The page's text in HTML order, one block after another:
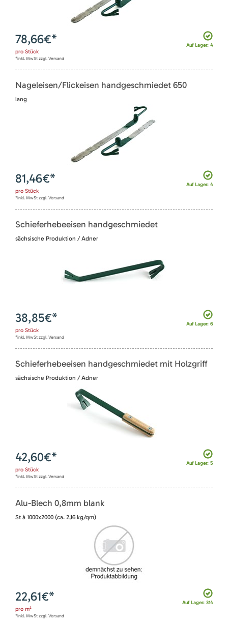
Auf Lager: 4
78,66€*
pro Stück
*inkl. MwSt zzgl. Versand
Nageleisen/Flickeisen handgeschmiedet 650
lang
Auf Lager: 4
81,46€*
pro Stück
*inkl. MwSt zzgl. Versand
Schieferhebeeisen handgeschmiedet
sächsische Produktion / Adner
Auf Lager: 6
38,85€*
pro Stück
*inkl. MwSt zzgl. Versand
Schieferhebeeisen handgeschmiedet mit Holzgriff
sächsische Produktion / Adner
Auf Lager: 5
42,60€*
pro Stück
*inkl. MwSt zzgl. Versand
Alu-Blech 0,8mm blank
St à 1000x2000 (ca. 2,16 kg/qm)
Auf Lager: 314
22,61€*
pro m²
*inkl. MwSt zzgl. Versand